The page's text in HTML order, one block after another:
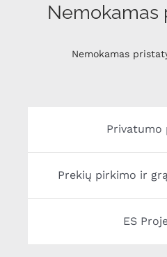
Nemokamas
Nemokamas
Privatumo
Prekių pirkimo ir
ES